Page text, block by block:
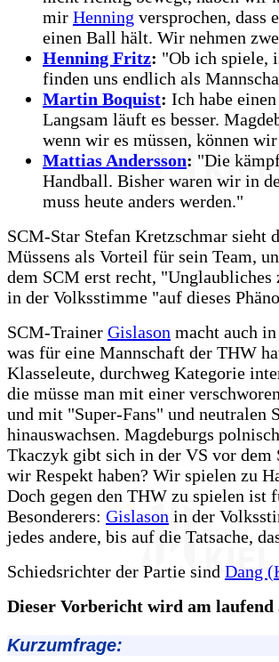
mir Henning versprochen,
einen Ball hält. Wir nehmen
Henning Fritz: "Ob ich spiele,
finden uns endlich als
Martin Boquist: Ich habe
Langsam läuft es besser.
wenn wir es müssen, können
Mattias Andersson: "Die
Handball. Bisher waren wir in
muss heute anders werden."
SCM-Star Stefan Kretzschmar sieht
Müssens als Vorteil für sein Team,
dem SCM erst recht,
in der Volksstimme "auf dieses
SCM-Trainer Gislason macht auch
was für eine Mannschaft der THW
Klasseleute, durchweg Kategorie
die müsse man mit einer
und mit "Super-Fans" und neutralen
hinauswachsen. Magdeburgs
Tkaczyk gibt sich in der VS vor
wir Respekt haben? Wir spielen zu
Doch gegen den THW zu spielen ist
Besonderers: Gislason in der
jedes andere, bis auf die Tatsache,
Schiedsrichter der Partie sind Dang
Dieser Vorbericht wird am
Kurzumfrage: